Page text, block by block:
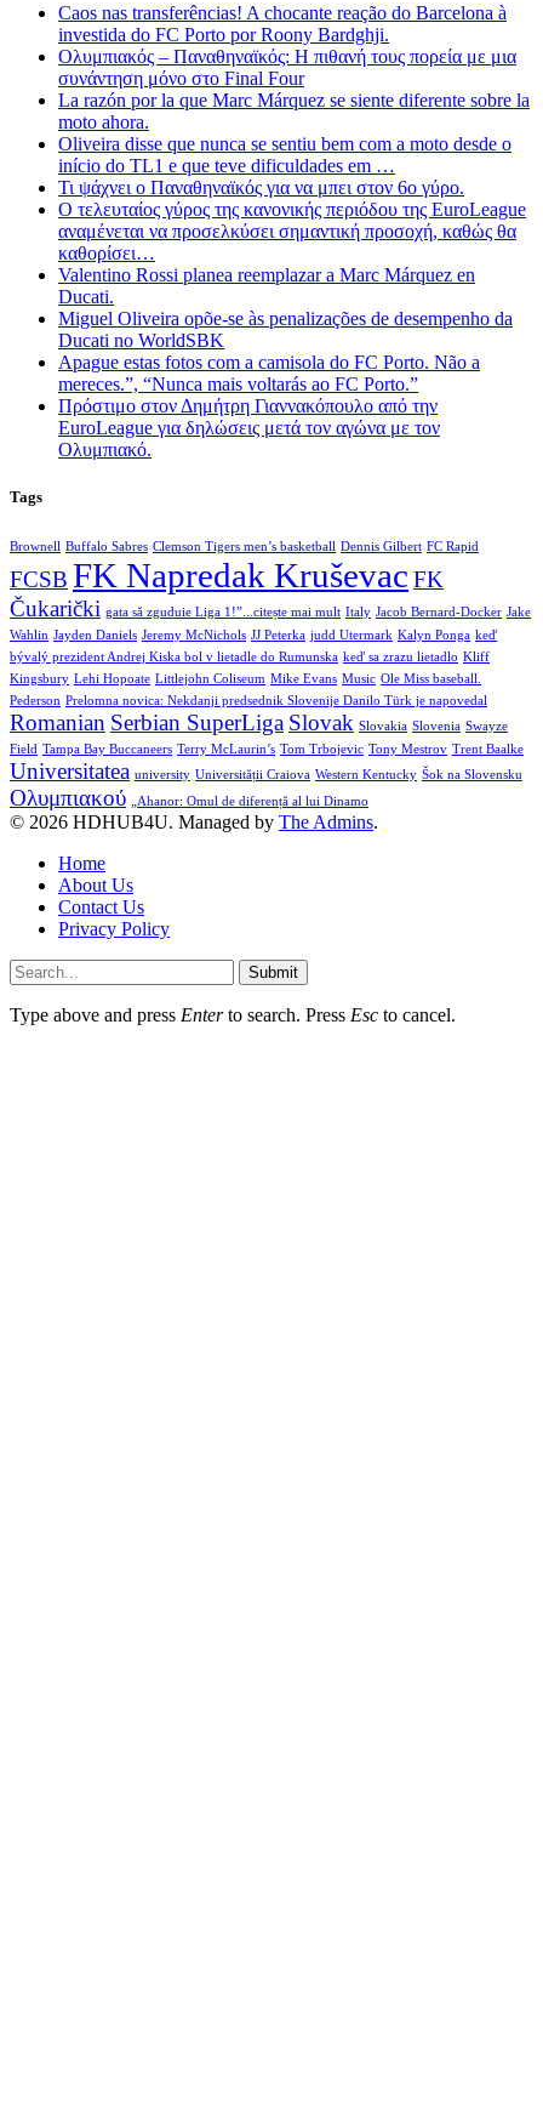
Caos nas transferências! A chocante reação do Barcelona à
investida do FC Porto por Roony Bardghji.
Ολυμπιακός – Παναθηναϊκός: Η πιθανή τους πορεία με μια
συνάντηση μόνο στο Final Four
La razón por la que Marc Márquez se siente diferente sobre la
moto ahora.
Oliveira disse que nunca se sentiu bem com a moto desde o
início do TL1 e que teve dificuldades em …
Τι ψάχνει ο Παναθηναϊκός για να μπει στον 6ο γύρο.
Ο τελευταίος γύρος της κανονικής περιόδου της EuroLeague
αναμένεται να προσελκύσει σημαντική προσοχή, καθώς θα
καθορίσει…
Valentino Rossi planea reemplazar a Marc Márquez en
Ducati.
Miguel Oliveira opõe-se às penalizações de desempenho da
Ducati no WorldSBK
Apague estas fotos com a camisola do FC Porto. Não a
mereces.”, “Nunca mais voltarás ao FC Porto.”
Πρόστιμο στον Δημήτρη Γιαννακόπουλο από την
EuroLeague για δηλώσεις μετά τον αγώνα με τον
Ολυμπιακό.
Tags
Brownell Buffalo Sabres Clemson Tigers men’s basketball Dennis Gilbert FC Rapid
FCSB FK Napredak Kruševac FK
Čukarički gata să zguduie Liga 1!”...citește mai mult Italy Jacob Bernard-Docker Jake
Wahlin Jayden Daniels Jeremy McNichols JJ Peterka judd Utermark Kalyn Ponga keď
bývalý prezident Andrej Kiska bol v lietadle do Rumunska keď sa zrazu lietadlo Kliff
Kingsbury Lehi Hopoate Littlejohn Coliseum Mike Evans Music Ole Miss baseball.
Pederson Prelomna novica: Nekdanji predsednik Slovenije Danilo Türk je napovedal
Romanian Serbian SuperLiga Slovak Slovakia Slovenia Swayze
Field Tampa Bay Buccaneers Terry McLaurin’s Tom Trbojevic Tony Mestrov Trent Baalke
Universitatea university Universității Craiova Western Kentucky Šok na Slovensku
Ολυμπιακού „Ahanor: Omul de diferență al lui Dinamo
© 2026 HDHUB4U. Managed by The Admins.
Home
About Us
Contact Us
Privacy Policy
Submit
Type above and press Enterto search. Press Esc to cancel.